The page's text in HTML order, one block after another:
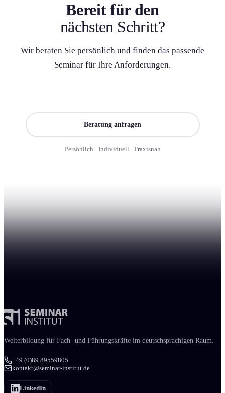
Bereit für den
nächsten Schritt?
Wir beraten Sie persönlich und finden das passende
Seminar für Ihre Anforderung­en.
Beratung anfragen
Persönlich · Individuell · Praxisnah
Weiter­bildung für Fach- und Führungs­kräfte im deutschsprachigen Raum.
+49 (0)89 89559805
kontakt@seminar-institut.de
LinkedIn